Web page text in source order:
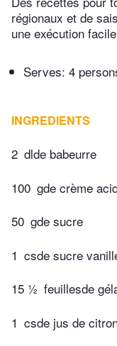
régionaux et de
une exécution
Serves: 4
INGREDIENTS
2 dlde babeurre
100 gde crème
50 gde sucre
1 csde sucre
15 ½ feuillesde
1 csde jus de